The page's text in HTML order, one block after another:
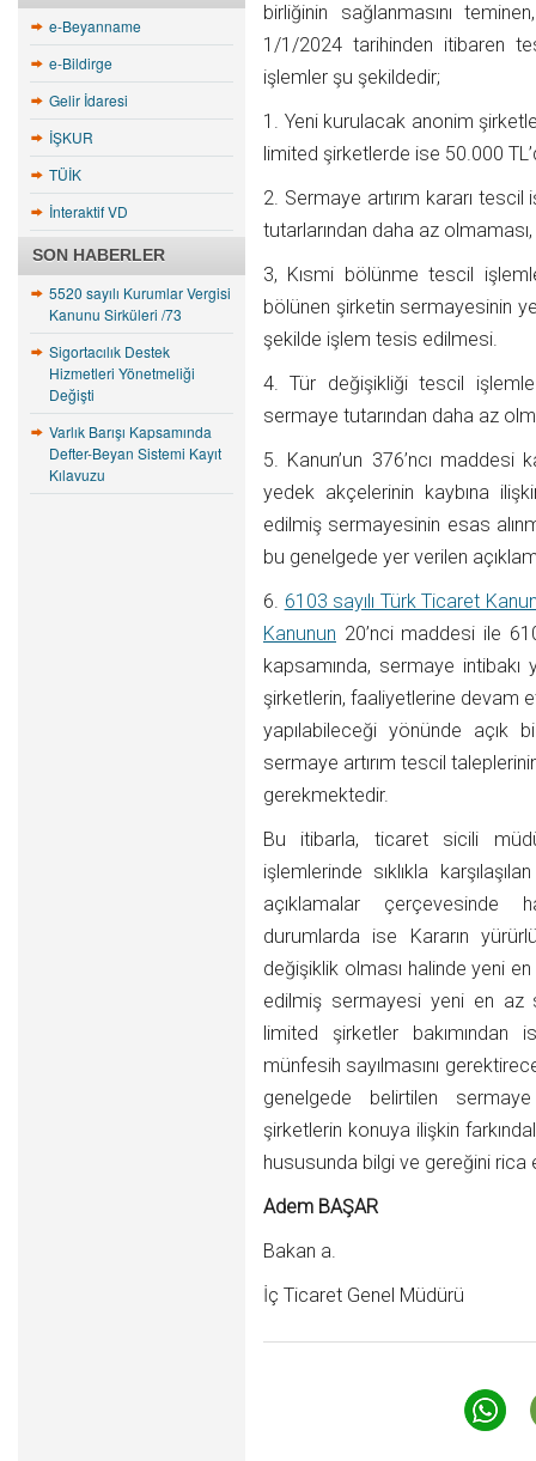
e-Beyanname
e-Bildirge
Gelir İdaresi
İŞKUR
TÜİK
İnteraktif VD
SON HABERLER
5520 sayılı Kurumlar Vergisi
Kanunu Sirküleri /73
Sigortacılık Destek
Hizmetleri Yönetmeliği
Değişti
Varlık Barışı Kapsamında
Defter-Beyan Sistemi Kayıt
Kılavuzu
birliğinin sağlanmasını
1/1/2024 tarihinden itibaren
işlemler şu şekildedir;
1. Yeni kurulacak anonim
limited şirketlerde ise 50.000
2. Sermaye artırım kararı
tutarlarından daha az olmaması,
3, Kısmi bölünme tescil
bölünen şirketin sermayesinin
şekilde işlem tesis edilmesi.
4. Tür değişikliği tescil
sermaye tutarından daha az
5. Kanun’un 376’ncı maddesi
yedek akçelerinin kaybına
edilmiş sermayesinin esas
bu genelgede yer verilen
6. 6103 sayılı Türk Ticaret
Kanunun 20’nci maddesi ile
kapsamında, sermaye intibakı
şirketlerin, faaliyetlerine devam
yapılabileceği yönünde açık
sermaye artırım tescil
gerekmektedir.
Bu itibarla, ticaret sicili
işlemlerinde sıklıkla
açıklamalar çerçevesinde
durumlarda ise Kararın
değişiklik olması halinde yeni
edilmiş sermayesi yeni en az
limited şirketler
münfesih sayılmasını
genelgede belirtilen sermaye
şirketlerin konuya ilişkin
hususunda bilgi ve gereğini rica
Adem BAŞAR
Bakan a.
İç Ticaret Genel Müdürü